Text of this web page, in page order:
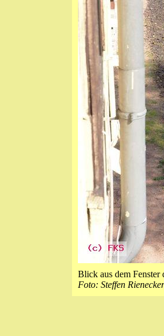
Blick aus dem
Foto: Steffen Rienecker